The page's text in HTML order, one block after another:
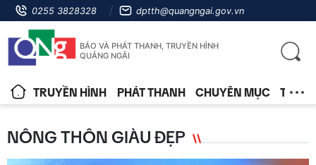
0255 3828328 dptth@quangngai.gov.vn
BÁO VÀ PHÁT THANH, TRUYỀN HÌNH
QUẢNG NGÃI
TRUYỀN HÌNH PHÁT THANH CHUYÊN MỤC TIN
NÔNG THÔN GIÀU ĐẸP